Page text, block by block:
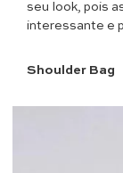
seu look, pois
interessante e
Shoulder Bag